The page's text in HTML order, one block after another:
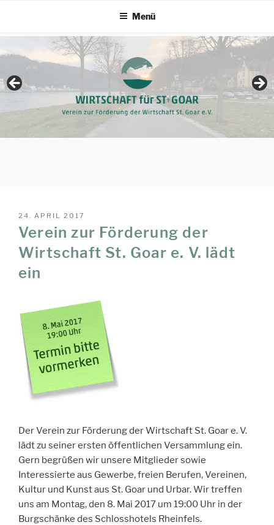
springen
Menü
VERÖFFENTLICHT
AM
24. APRIL 2017
Verein zur Förderung der
Wirtschaft St. Goar e. V. lädt
ein
Der Verein zur Förderung der Wirtschaft St. Goar e. V.
lädt zu seiner ersten öffentlichen Versammlung ein.
Gern begrüßen wir unsere Mitglieder sowie
Interessierte aus Gewerbe, freien Berufen, Vereinen,
Kultur und Kunst aus St. Goar und Urbar. Wir treffen
uns am Montag, den 8. Mai 2017 um 19:00 Uhr in der
Burgschänke des Schlosshotels Rheinfels.